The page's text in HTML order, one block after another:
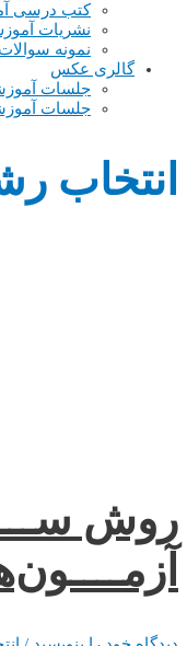
کتب درسی
نشریات
نمونه
گالری عکس
جلسات
جلسات
انتخاب
روش